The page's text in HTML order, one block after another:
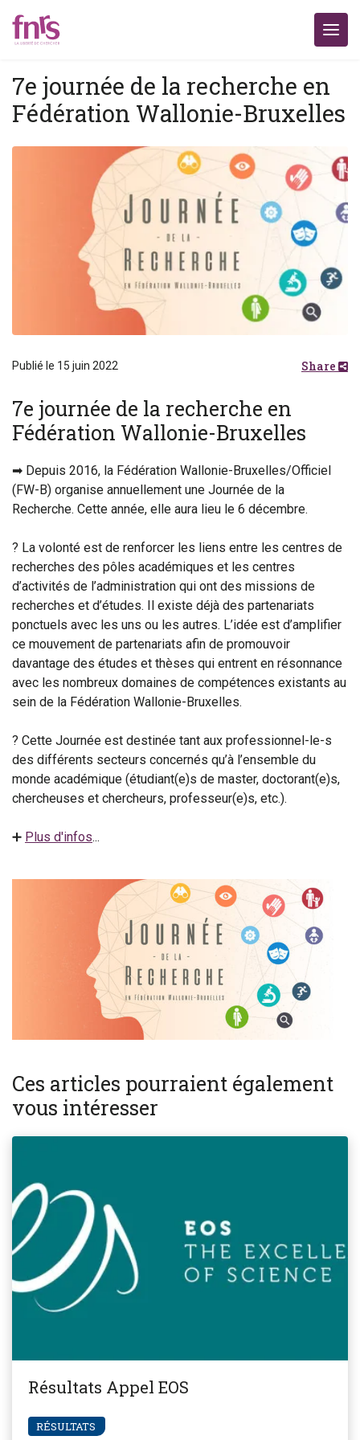
7e journée de la recherche en
Fédération Wallonie-Bruxelles
Publié le 15 juin 2022 Share
7e journée de la recherche en
Fédération Wallonie-Bruxelles
➡ Depuis 2016, la Fédération Wallonie-Bruxelles/Officiel
(FW-B) organise annuellement une Journée de la
Recherche. Cette année, elle aura lieu le 6 décembre.
? La volonté est de renforcer les liens entre les centres de
recherches des pôles académiques et les centres
d’activités de l’administration qui ont des missions de
recherches et d’études. Il existe déjà des partenariats
ponctuels avec les uns ou les autres. L’idée est d’amplifier
ce mouvement de partenariats afin de promouvoir
davantage des études et thèses qui entrent en résonnance
avec les nombreux domaines de compétences existants au
sein de la Fédération Wallonie-Bruxelles.
? Cette Journée est destinée tant aux professionnel-le-s
des différents secteurs concernés qu’à l’ensemble du
monde académique (étudiant(e)s de master, doctorant(e)s,
chercheuses et chercheurs, professeur(e)s, etc.).
➕ Plus d'infos...
Ces articles pourraient également
vous intéresser
Résultats Appel EOS
RÉSULTATS